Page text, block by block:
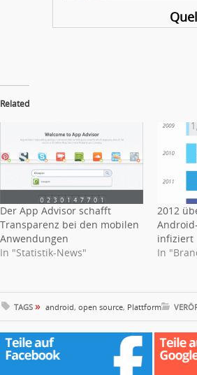
Related
Der App Advisor schafft
Transparenz bei den mobilen
Anwendungen
In "Statistik-News"
2012
infiziert
In
TAGS » android, open source, Plattform